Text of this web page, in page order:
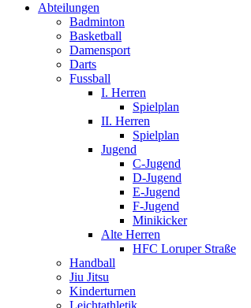
Abteilungen
Badminton
Basketball
Damensport
Darts
Fussball
I. Herren
Spielplan
II. Herren
Spielplan
Jugend
C-Jugend
D-Jugend
E-Jugend
F-Jugend
Minikicker
Alte Herren
HFC Loruper Straße
Handball
Jiu Jitsu
Kinderturnen
Leichtathletik